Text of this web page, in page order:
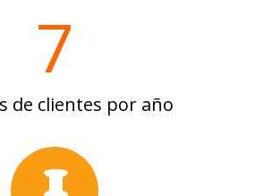
7
de clientes por año